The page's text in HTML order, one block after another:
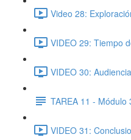
Video 28:
VIDEO 29: Tiempo
VIDEO 30:
TAREA 11 - Módulo
VIDEO 31: